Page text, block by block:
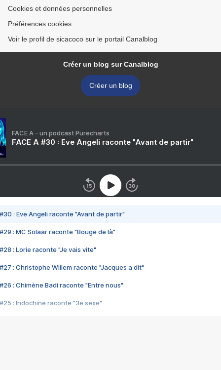
Cookies et données personnelles
Préférences cookies
Voir le profil de sicacoco sur le portail Canalblog
Créer un blog sur Canalblog
Créer un blog
FACE A - un podcast Purecharts
FACE A #30 : Eve Angeli raconte "Avant de partir"
#30 : Eve Angeli raconte "Avant de partir"
#29 : MC Solaar raconte "Bouge de là"
#28 : Lorie raconte "Je vais vite"
#27 : Christophe Willem raconte "Jacques a dit"
#26 : Chimène Badi raconte "Entre nous"
#25 : Indochine raconte "3e sexe"